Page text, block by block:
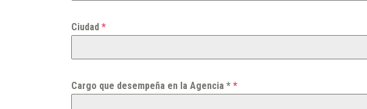
Ciudad *
Cargo que desempeña en la Agencia * *